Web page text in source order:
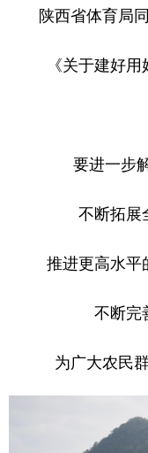
陕西省体育局
《关于建好
要进一步
不断拓展
推进更高水平
不断完
为广大农民